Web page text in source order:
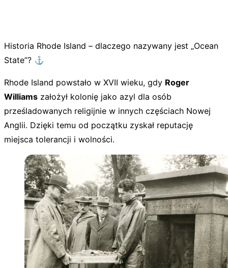
Historia Rhode Island – dlaczego nazywany jest „Ocean
State”? ⚓
Rhode Island powstało w XVII wieku, gdy Roger
Williams założył kolonię jako azyl dla osób
prześladowanych religijnie w innych częściach Nowej
Anglii. Dzięki temu od początku zyskał reputację
miejsca tolerancji i wolności.